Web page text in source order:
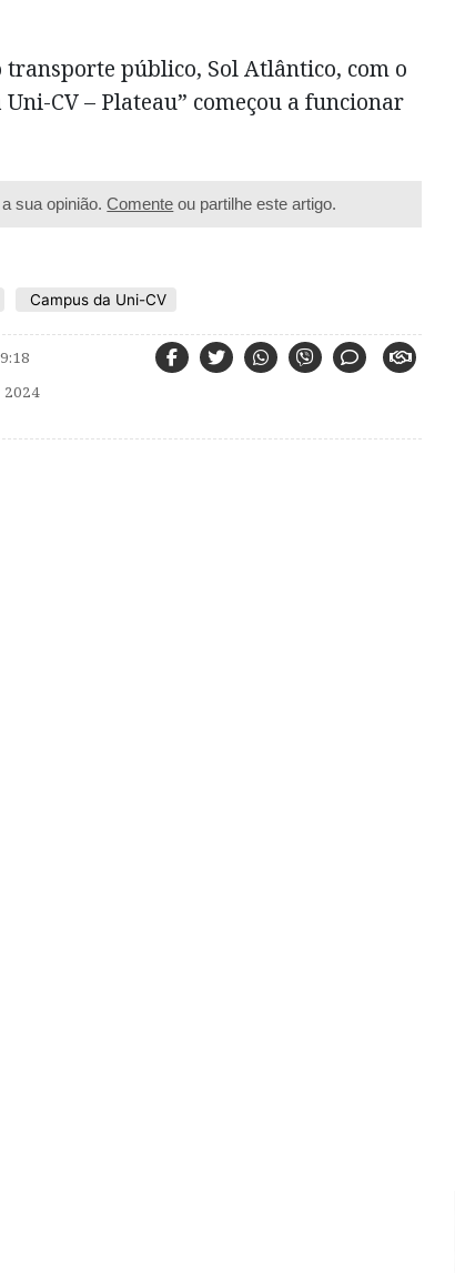
público, Sol Atlântico, com o
CV – Plateau” começou a funcionar
sua opinião.Comente ou partilhe este artigo.
Campus da Uni-CV